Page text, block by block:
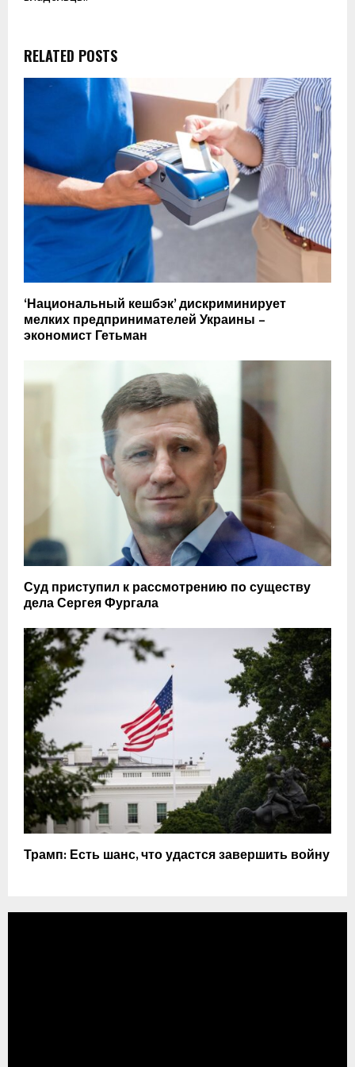
RELATED POSTS
‘Национальный кешбэк’ дискриминирует
мелких предпринимателей Украины –
экономист Гетьман
Суд приступил к рассмотрению по существу
дела Сергея Фургала
Трамп: Есть шанс, что удастся завершить войну